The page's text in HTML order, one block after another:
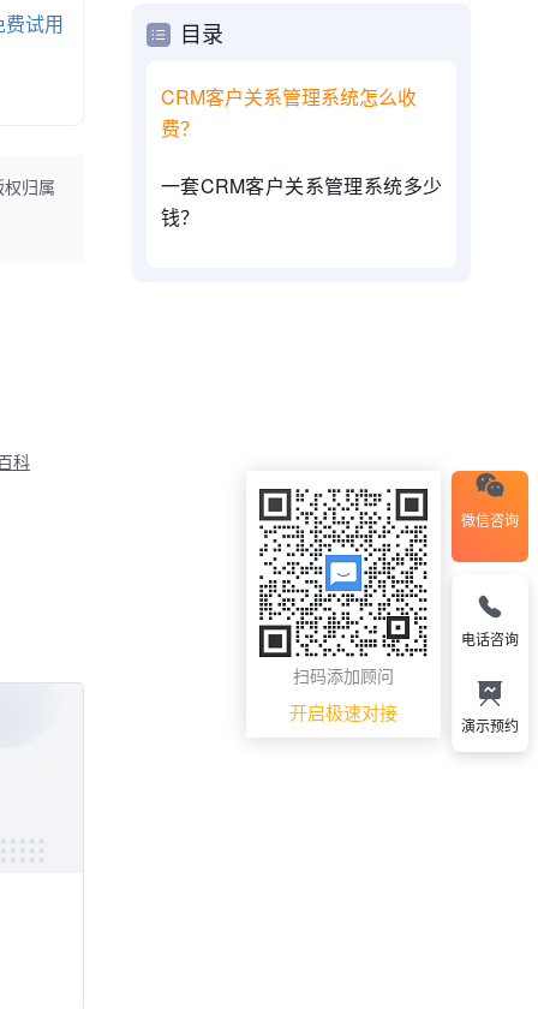
费试用
权归属
科
目录
CRM客户关系管理系统怎么收
费？
一套CRM客户关系管理系统多少
钱？
微信咨询
扫码添加顾问
开启极速对接
电话咨询
演示预约